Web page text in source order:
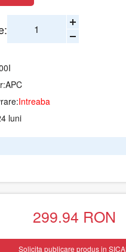
APC
Intreaba
luni
299.94 RON
Solicita publicare produs in